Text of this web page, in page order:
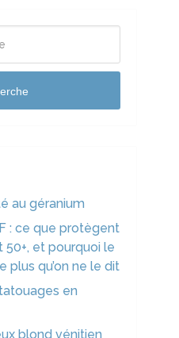
au géranium
: ce que protègent
50+, et pourquoi le
plus qu’on ne le dit
en
blond vénitien